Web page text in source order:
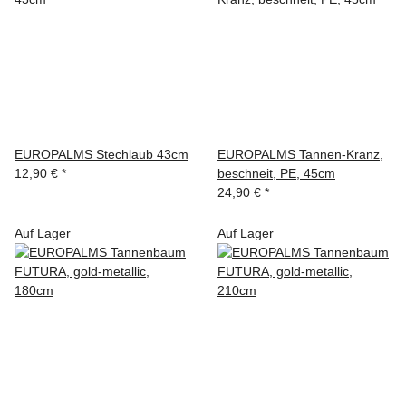
EUROPALMS Stechlaub 43cm
12,90 € *
EUROPALMS Tannen-Kranz,
beschneit, PE, 45cm
24,90 € *
Auf Lager Auf Lager